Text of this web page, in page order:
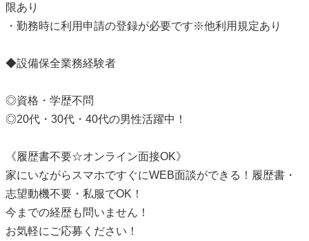
限あり
・勤務時に利用申請の登録が必要です※他利用規定あり
◆設備保全業務経験者
◎資格・学歴不問
◎20代・30代・40代の男性活躍中！
《履歴書不要☆オンライン面接OK》
家にいながらスマホですぐにWEB面談ができる！履歴書・
志望動機不要・私服でOK！
今までの経歴も問いません！
お気軽にご応募ください！